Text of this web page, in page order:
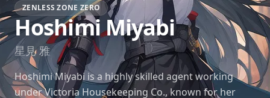
ZENLESS ZONE ZERO
Hoshimi Miyabi
星見 雅
Hoshimi Miyabi is a highly skilled agent working
under Victoria Housekeeping Co., known for her